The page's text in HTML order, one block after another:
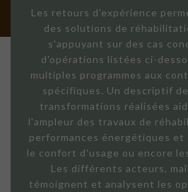
Les retours d'expérience
des solutions de
s'appuyant sur des cas
d'opérations listées ci-
multiples programmes aux
spécifiques. Un descriptif
transformations réalisées
l'ampleur des travaux de
performances énergétiques et
le confort d'usage ou encore
Les différents acteurs,
témoignent et analysent les